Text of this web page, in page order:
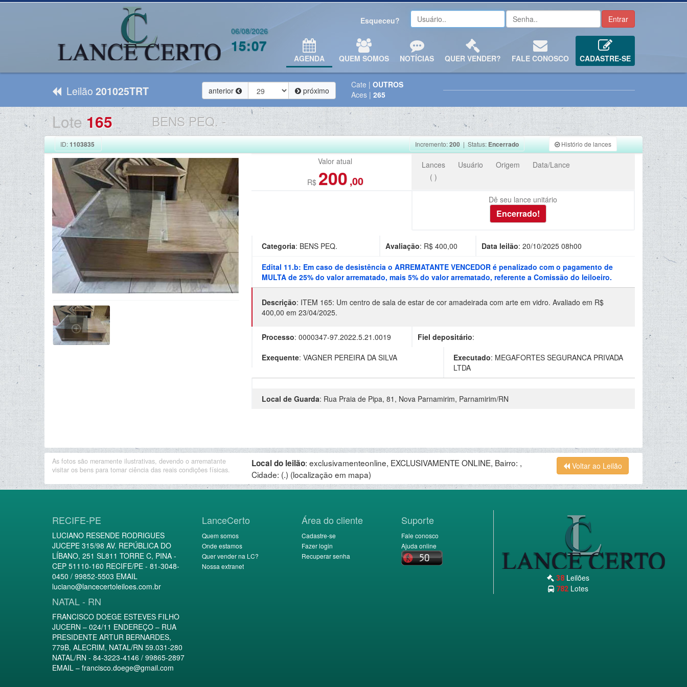
06/08/2026
15:07
Esqueceu?
AGENDA QUEM SOMOS NOTÍCIAS QUER VENDER? FALE CONOSCO CADASTRE-SE
Leilão 201025TRT anterior próximo
Cate | OUTROS
Aces | 265
Lote165 BENS PEQ. -
ID:1103835 Incremento:200 | Status:Encerrado Histório de lances
Valor atual
R$ 200 ,00
Lances
( )
Usuário Origem Data/Lance
Dê seu lance unitário
Categoria: BENS PEQ. Avaliação: R$ 400,00 Data leilão: 20/10/2025 08h00
Edital 11.b: Em caso de desistência o ARREMATANTE VENCEDOR é penalizado com o pagamento de
MULTA de 25% do valor arrematado, mais 5% do valor arrematado, referente a Comissão do leiloeiro.
Descrição: ITEM 165: Um centro de sala de estar de cor amadeirada com arte em vidro. Avaliado em R$
400,00 em 23/04/2025.
Processo: 0000347-97.2022.5.21.0019 Fiel depositário:
Exequente: VAGNER PEREIRA DA SILVA Executado: MEGAFORTES SEGURANCA PRIVADA
LTDA
Local de Guarda: Rua Praia de Pipa, 81, Nova Parnamirim, Parnamirim/RN
As fotos são meramente ilustrativas, devendo o arrematante
visitar os bens para tomar ciência das reais condições físicas.
Local do leilão: exclusivamenteonline, EXCLUSIVAMENTE ONLINE, Bairro: ,
Cidade: (.) (localização em mapa)
Voltar ao Leilão
RECIFE-PE
LUCIANO RESENDE RODRIGUES
JUCEPE 315/98 AV. REPÚBLICA DO
LÍBANO, 251 SL811 TORRE C, PINA -
CEP 51110-160 RECIFE/PE - 81-3048-
0450 / 99852-5503 EMAIL
luciano@lancecertoleiloes.com.br
NATAL - RN
FRANCISCO DOEGE ESTEVES FILHO
JUCERN – 024/11 ENDEREÇO – RUA
PRESIDENTE ARTUR BERNARDES,
779B, ALECRIM, NATAL/RN 59.031-280
NATAL/RN - 84-3223-4146 / 99865-2897
EMAIL – francisco.doege@gmail.com
LanceCerto
Quem somos
Onde estamos
Quer vender na LC?
Nossa extranet
Área do cliente
Cadastre-se
Fazer login
Recuperar senha
Suporte
Fale conosco
Ajuda online
38Leilões
782Lotes